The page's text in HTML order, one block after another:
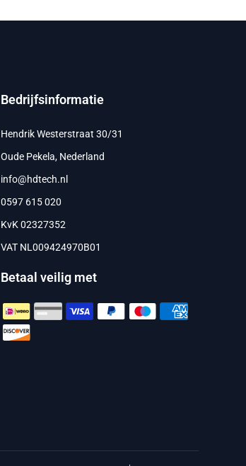
Bedrijfsinformatie
Hendrik Westerstraat 30/31
Oude Pekela, Nederland
info@hdtech.nl
0597 615 020
KvK 02327352
VAT NL009424970B01
Betaal veilig met